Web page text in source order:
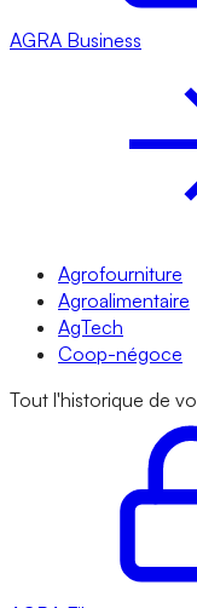
AGRA Business
Agrofourniture
Agroalimentaire
AgTech
Coop-négoce
Tout l'historique de